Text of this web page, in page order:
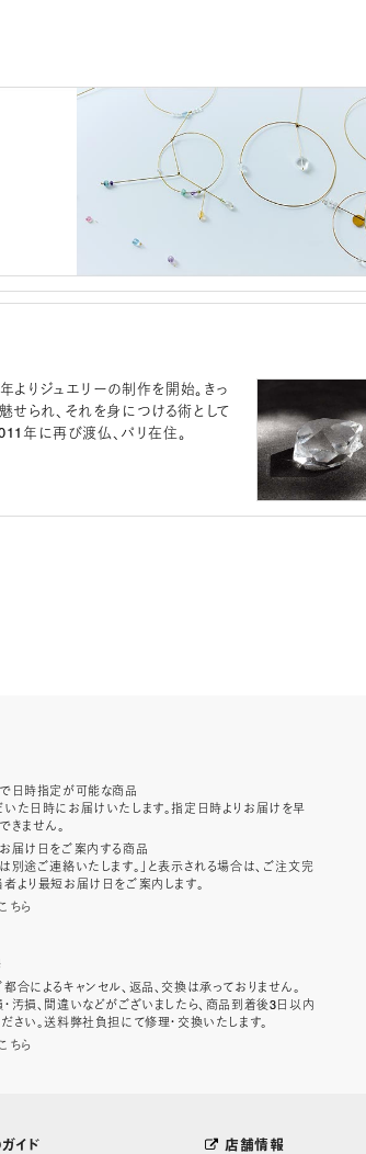
よりジュエリーの制作を開始。きっ
せられ、それを身につける術として
年に再び渡仏、パリ在住。
日時指定が可能な商品
た日時にお届けいたします。指定日時よりお届けを早
きません。
届け日をご案内する商品
別途ご連絡いたします。」と表示される場合は、ご注文完
より最短お届け日をご案内します。
ちら
合によるキャンセル、返品、交換は承っておりません。
汚損、間違いなどがございましたら、商品到着後3日以内
さい。送料弊社負担にて修理・交換いたします。
ちら
イド 店舗情報